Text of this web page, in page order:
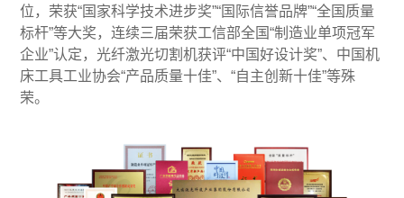
位，荣获“国家科学技术进步奖”“国际信誉品牌”“全国质量
标杆”等大奖，连续三届荣获工信部全国“制造业单项冠军
企业”认定，光纤激光切割机获评“中国好设计奖”、中国机
床工具工业协会“产品质量十佳”、“自主创新十佳”等殊
荣。